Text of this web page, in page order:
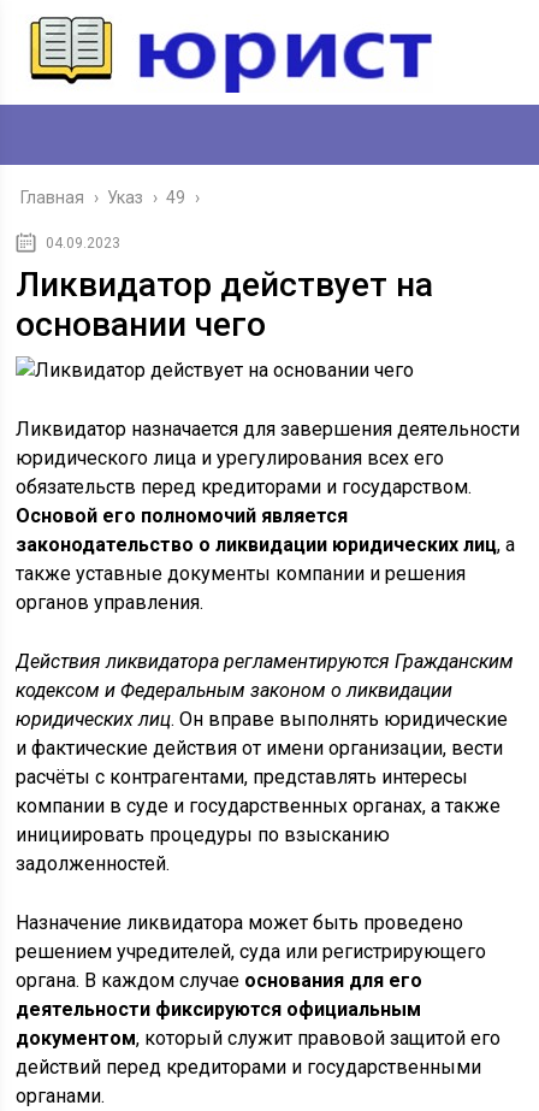
Главная › Указ › 49 ›
04.09.2023
Ликвидатор действует на
основании чего
Ликвидатор назначается для завершения деятельности
юридического лица и урегулирования всех его
обязательств перед кредиторами и государством.
Основой его полномочий является
законодательство о ликвидации юридических лиц, а
также уставные документы компании и решения
органов управления.
Действия ликвидатора регламентируются Гражданским
кодексом и Федеральным законом о ликвидации
юридических лиц. Он вправе выполнять юридические
и фактические действия от имени организации, вести
расчёты с контрагентами, представлять интересы
компании в суде и государственных органах, а также
инициировать процедуры по взысканию
задолженностей.
Назначение ликвидатора может быть проведено
решением учредителей, суда или регистрирующего
органа. В каждом случае основания для его
деятельности фиксируются официальным
документом, который служит правовой защитой его
действий перед кредиторами и государственными
органами.